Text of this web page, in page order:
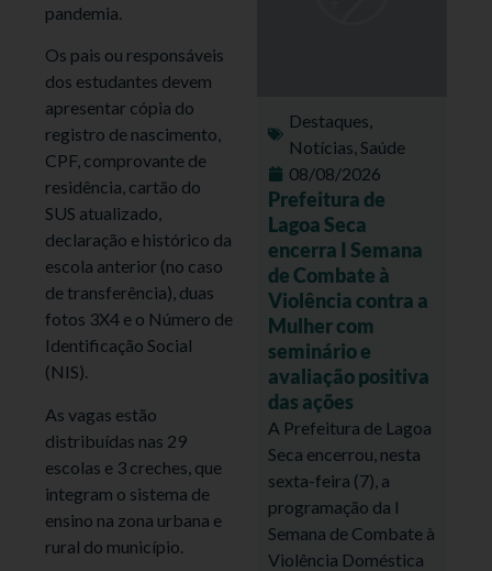
pandemia.
Os pais ou responsáveis
dos estudantes devem
apresentar cópia do
registro de nascimento,
CPF, comprovante de
residência, cartão do
SUS atualizado,
declaração e histórico da
escola anterior (no caso
de transferência), duas
fotos 3X4 e o Número de
Identificação Social
(NIS).
As vagas estão
distribuídas nas 29
escolas e 3 creches, que
integram o sistema de
ensino na zona urbana e
rural do município.
Destaques,
Notícias,Saúde
08/08/2026
Prefeitura de
Lagoa Seca
encerra I Semana
de Combate à
Violência contra a
Mulher com
seminário e
avaliação positiva
das ações
A Prefeitura de Lagoa
Seca encerrou, nesta
sexta-feira (7), a
programação da I
Semana de Combate à
Violência Doméstica